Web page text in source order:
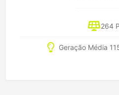
264
Geração Média